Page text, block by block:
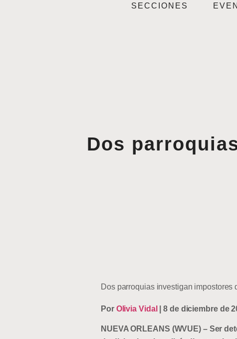
SECCIONES
Dos
Dos parroquias investigan impostores
Por Olivia Vidal | 8 de diciembre de
NUEVA ORLEANS (WVUE) – Ser